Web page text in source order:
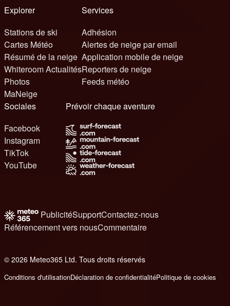
Explorer
Stations de ski
Cartes Météo
Résumé de la neige
Whiteroom Actualités
Photos
MaNeige
Services
Adhésion
Alertes de neige par email
Application mobile de neige
Reporters de neige
Feeds météo
Sociales
Facebook
Instagram
TikTok
YouTube
Prévoir chaque aventure
PublicitéSupportContactez-nous
Référencement vers nousCommentaire
© 2026 Meteo365 Ltd. Tous droits réservés
Conditions d'utilisationDéclaration de confidentialitéPolitique de cookies